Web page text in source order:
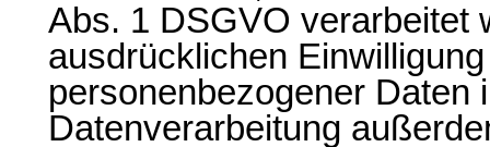
Abs. 1 DSGVO verarbeitet
ausdrücklichen
personenbezogener Daten
Datenverarbeitung